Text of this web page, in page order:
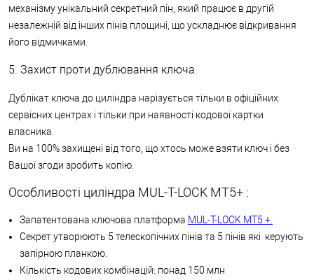
механізму унікальний секретний пін, який працює в другій
незалежній від інших пінів площині, що ускладнює відкривання
його відмичками.
5. Захист проти дублювання ключа.
Дублікат ключа до циліндра нарізується тільки в офіційних
сервісних центрах і тільки при наявності кодової картки
власника.
Ви на 100% захищені від того, що хтось може взяти ключ і без
Вашої згоди зробить копію.
Особливості циліндра MUL-T-LOCK МТ5+ :
Запатентована ключова платформа MUL-T-LOCK МТ5 +.
Секрет утворюють 5 телескопічних пінів та 5 пінів які керують
запірною планкою.
Кількість кодових комбінацій: понад 150 млн